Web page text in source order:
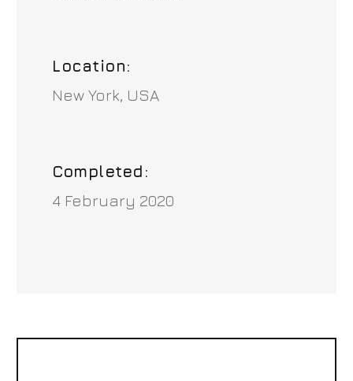
Location:
New York, USA
Completed:
4 February 2020